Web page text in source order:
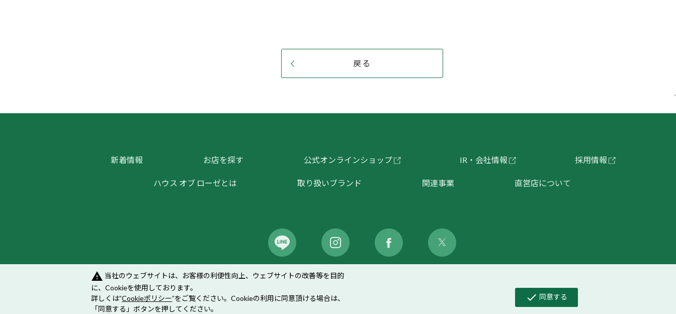
戻る
新着情報 お店を探す 公式オンラインショップ IR・会社情報 採用情報
ハウス オブ ローゼとは 取り扱いブランド 関連事業 直営店について
メンバーズシステムのご案内 ｜ プライバシーポリシー ｜ ソーシャルメディアポリシー
warning 当社のウェブサイトは、お客様の利便性向上、ウェブサイトの改善等を目的
に、Cookieを使用しております。
詳しくは”Cookieポリシー”をご覧ください。Cookieの利用に同意頂ける場合は、
「同意する」ボタンを押してください。
check 同意する